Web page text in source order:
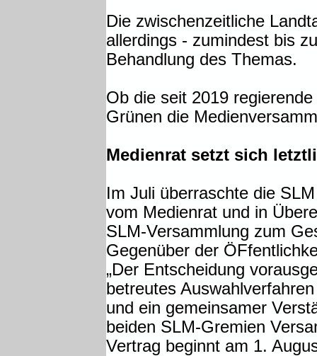
Die zwischenzeitliche
allerdings - zumindest bis
Behandlung des Themas.
Ob die seit 2019
Grünen die
Medienrat setzt sich
Im Juli überraschte die
vom Medienrat und in
SLM-Versammlung zum
Gegenüber der
„Der Entscheidung
betreutes
und ein gemeinsamer
beiden SLM-Gremien
Vertrag beginnt am 1.